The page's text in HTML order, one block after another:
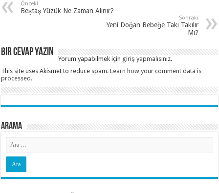
Önceki
Beştaş Yüzük Ne Zaman Alınır?
Sonraki
Yeni Doğan Bebeğe Takı Takılır
Mı?
Bir cevap yazın
Yorum yapabilmek için giriş yapmalısınız.
This site uses Akismet to reduce spam.Learn how your comment data is
processed .
Arama